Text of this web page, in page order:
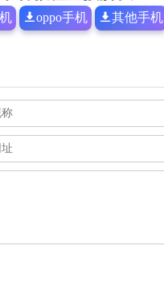
oppo手机 其他手机